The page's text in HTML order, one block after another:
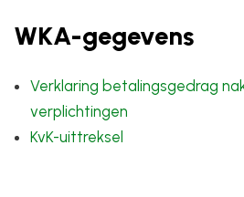
WKA-gegevens
Verklaring betalingsgedrag
verplichtingen
KvK-uittreksel